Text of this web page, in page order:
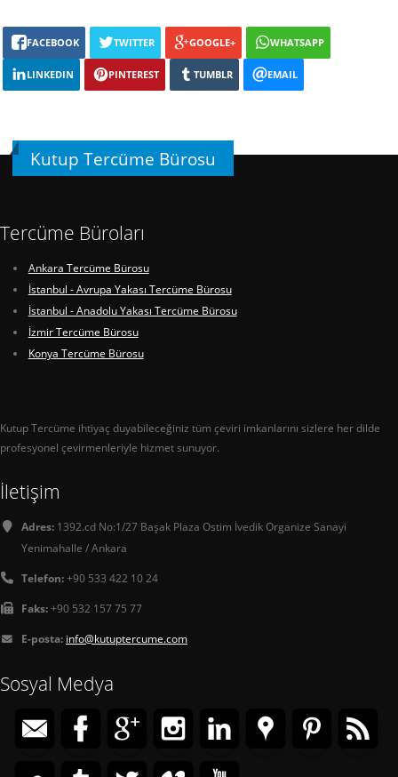
FACEBOOK TWITTER GOOGLE+ WHATSAPP
LINKEDIN PINTEREST TUMBLR EMAIL
Kutup Tercüme Bürosu
Tercüme Büroları
Ankara Tercüme Bürosu
İstanbul - Avrupa Yakası Tercüme Bürosu
İstanbul - Anadolu Yakası Tercüme Bürosu
İzmir Tercüme Bürosu
Konya Tercüme Bürosu
Kutup Tercüme ihtiyaç duyabileceğiniz tüm çeviri imkanlarını sizlere her dilde
profesyonel çevirmenleriyle hizmet sunuyor.
İletişim
Adres: 1392.cd No:1/27 Başak Plaza Ostim İvedik Organize Sanayi
Yenimahalle / Ankara
Telefon:+90 533 422 10 24
Faks:+90 532 157 75 77
E-posta: info@kutuptercume.com
Sosyal Medya